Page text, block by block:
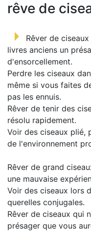
rêve de
Rêver de
livres anciens un
d'ensorcellement.
Perdre les ciseaux
même si vous faites
pas les ennuis.
Rêver de tenir des
résolu rapidement.
Voir des ciseaux plié,
de l'environnement
Rêver de grand
une mauvaise
Voir des ciseaux lors
querelles conjugales.
Rêver de ciseaux qui
présager que vous